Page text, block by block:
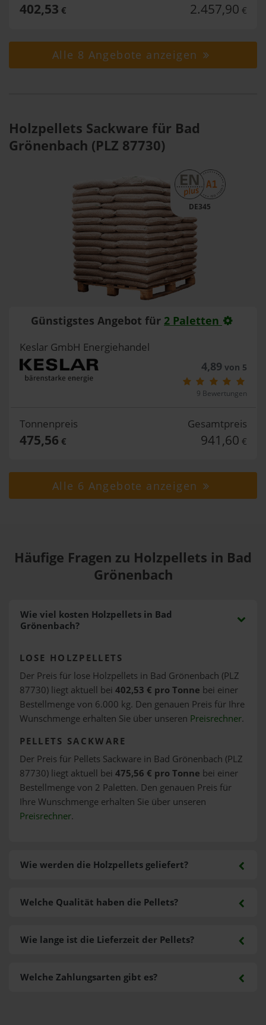
402,53 € 2.457,90 €
Alle 8 Angebote anzeigen
Holzpellets Sackware für Bad
Grönenbach (PLZ 87730)
DE345
Günstigstes Angebot für 2 Paletten
Keslar GmbH Energiehandel
4,89von 5
9 Bewertungen
Tonnenpreis
475,56 €
Gesamtpreis
941,60 €
Alle 6 Angebote anzeigen
Häufige Fragen zu Holzpellets in Bad
Grönenbach
Wie viel kosten Holzpellets in Bad
Grönenbach?
LOSE HOLZPELLETS
Der Preis für lose Holzpellets in Bad Grönenbach (PLZ
87730) liegt aktuell bei 402,53 € pro Tonne bei einer
Bestellmenge von 6.000 kg. Den genauen Preis für Ihre
Wunschmenge erhalten Sie über unseren Preisrechner.
PELLETS SACKWARE
Der Preis für Pellets Sackware in Bad Grönenbach (PLZ
87730) liegt aktuell bei 475,56 € pro Tonne bei einer
Bestellmenge von 2 Paletten. Den genauen Preis für
Ihre Wunschmenge erhalten Sie über unseren
Preisrechner.
Wie werden die Holzpellets geliefert?
Welche Zahlungsarten gibt es?
Welche Qualität haben die Pellets?
Wie lange ist die Lieferzeit der Pellets?